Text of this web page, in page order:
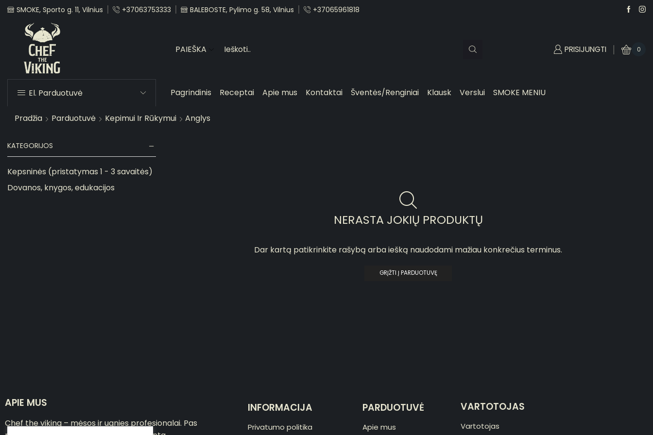
SMOKE, Sporto g. 11, Vilnius +37063753333 BALEBOSTE, Pylimo g. 58, Vilnius +37065961818
PAIEŠKA PRISIJUNGTI 0
El. Parduotuvė Pagrindinis Receptai Apie mus Kontaktai Šventės/Renginiai Klausk Verslui SMOKE MENIU
Pradžia Parduotuvė Kepimui Ir Rūkymui Anglys
NERASTA JOKIŲ PRODUKTŲ
Dar kartą patikrinkite rašybą arba iešką naudodami mažiau konkrečius terminus.
GRĮŽTI Į PARDUOTUVĘ
KATEGORIJOS
Kepsninės (pristatymas 1 - 3 savaitės)
Dovanos, knygos, edukacijos
APIE MUS
Chef the viking – mėsos ir ugnies profesionalai. Pas
INFORMACIJA
Privatumo politika
PARDUOTUVĖ
Apie mus
VARTOTOJAS
Vartotojas